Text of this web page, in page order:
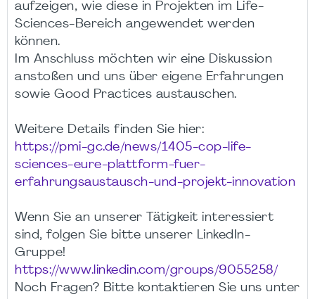
aufzeigen, wie diese in Projekten im Life-
Sciences-Bereich angewendet werden
können.
Im Anschluss möchten wir eine Diskussion
anstoßen und uns über eigene Erfahrungen
sowie Good Practices austauschen.
Weitere Details finden Sie hier:
https://pmi-gc.de/news/1405-cop-life-
sciences-eure-plattform-fuer-
erfahrungsaustausch-und-projekt-innovation
Wenn Sie an unserer Tätigkeit interessiert
sind, folgen Sie bitte unserer LinkedIn-
Gruppe!
https://www.linkedin.com/groups/9055258/
Noch Fragen? Bitte kontaktieren Sie uns unter